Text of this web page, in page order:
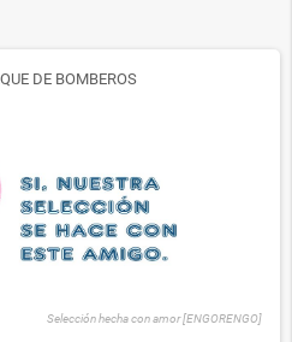
Selección hecha con amor [ENGORENGO]